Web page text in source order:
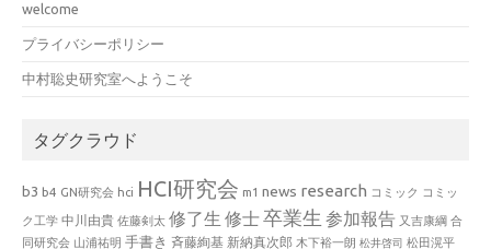
welcome
プライバシーポリシー
中村聡史研究室へようこそ
タグクラウド
b3 b4 GN研究会 hci HCI研究会 m1 news research コミック コミッ
ク工学 中川由貴 佐藤剣太 修了生 修士卒業生 参加報告 又吉康綱 合
同研究会 山浦祐明 手書き 斉藤絢基 新納真次郎 木下裕一朗 松井啓司 松田滉平